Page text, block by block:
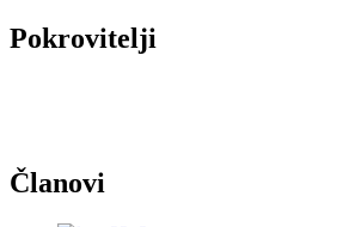
Pokrovitelji
Članovi